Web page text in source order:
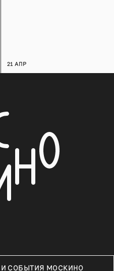
21 АПР
СОБЫТИЯ МОСКИНО